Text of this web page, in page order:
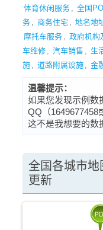
体育休闲服务 , 全国
务 , 商务住宅 , 地名地
摩托车服务 , 政府机构
车维修 , 汽车销售 , 生
施 , 道路附属设施 , 金
温馨提示：
如果您发现示例数
QQ（1649677458
这不是我想要的数
全国各城市地
更新